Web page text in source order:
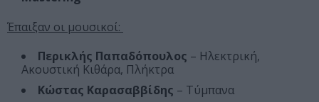
Έπαιξαν οι μουσικοί:
Περικλής Παπαδόπουλος – Ηλεκτρική,
Ακουστική Κιθάρα, Πλήκτρα
Κώστας Καρασαββίδης – Τύμπανα